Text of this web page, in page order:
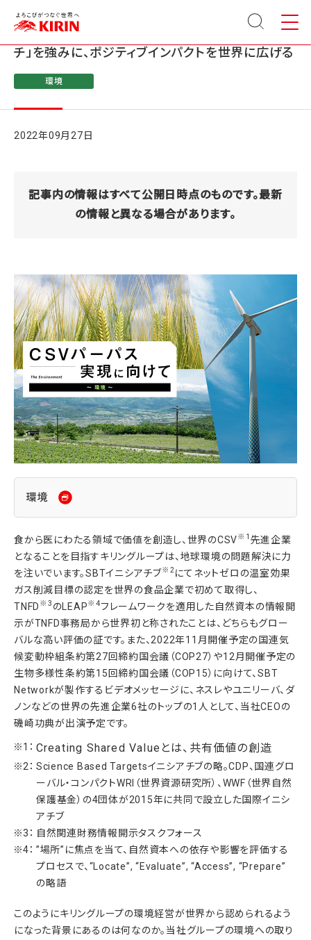
サイト
内検索
メニュ
ー
「生への畏敬」によって培われた「統合的アプロー
チ」を強みに、ポジティブインパクトを世界に広げる
環境
2022年09月27日
記事内の情報はすべて公開日時点のものです。最新
の情報と異なる場合があります。
環境
食から医にわたる領域で価値を創造し、世界のCSV※1 先進企業
となることを目指すキリングループは、地球環境の問題解決に力
を注いでいます。SBTイニシアチブ※2にてネットゼロの温室効果
ガス削減目標の認定を世界の食品企業で初めて取得し、
TNFD ※3 のLEAP※4フレームワークを適用した自然資本の情報開
示がTNFD事務局から世界初と称されたことは、どちらもグロー
バルな高い評価の証です。また、2022年11月開催予定の国連気
候変動枠組条約第27回締約国会議（COP27）や12月開催予定の
生物多様性条約第15回締約国会議（COP15）に向けて、SBT
Networkが製作するビデオメッセージに、ネスレやユニリーバ、ダ
ノンなどの世界の先進企業6社のトップの1人として、当社CEOの
磯崎功典が出演予定です。
Creating Shared Valueとは、共有価値の創造
Science Based Targetsイニシアチブの略。CDP、国連グロ
ーバル・コンパクトWRI（世界資源研究所）、WWF（世界自然
保護基金）の4団体が2015年に共同で設立した国際イニシ
アチブ
自然関連財務情報開示タスクフォース
”場所”に焦点を当て、自然資本への依存や影響を評価する
プロセスで、“Locate”, “Evaluate”, “Access”, “Prepare”
の略語
このようにキリングループの環境経営が世界から認められるよう
になった背景にあるのは何なのか。当社グループの環境への取り